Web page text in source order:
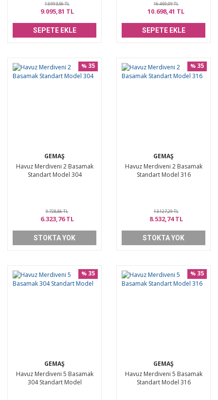
13.993,56 TL
9.095,81 TL
SEPETE EKLE
16.459,09 TL
10.698,41 TL
SEPETE EKLE
GEMAŞ
Havuz Merdiveni 2 Basamak
Standart Model 304
% 35
9.728,86 TL
6.323,76 TL
STOKTA YOK
GEMAŞ
Havuz Merdiveni 2 Basamak
Standart Model 316
% 35
13.127,29 TL
8.532,74 TL
STOKTA YOK
GEMAŞ
Havuz Merdiveni 5 Basamak
304 Standart Model
% 35
GEMAŞ
Havuz Merdiveni 5 Basamak
Standart Model 316
% 35